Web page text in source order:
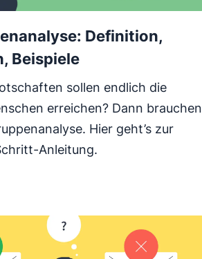
Definition,
Beispiele
sollen endlich die
erreichen? Dann brauchen
Hier geht’s zur
Anleitung.